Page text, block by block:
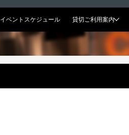
イベントスケジュール 貸切ご利用案内